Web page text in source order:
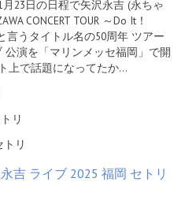
月23日の日程で矢沢永吉 (永ちゃ
CONCERT TOUR ～Do It！
言うタイトル名の50周年 ツアー
公演を「マリンメッセ福岡」で開
上で話題になってたか…
リ
リ